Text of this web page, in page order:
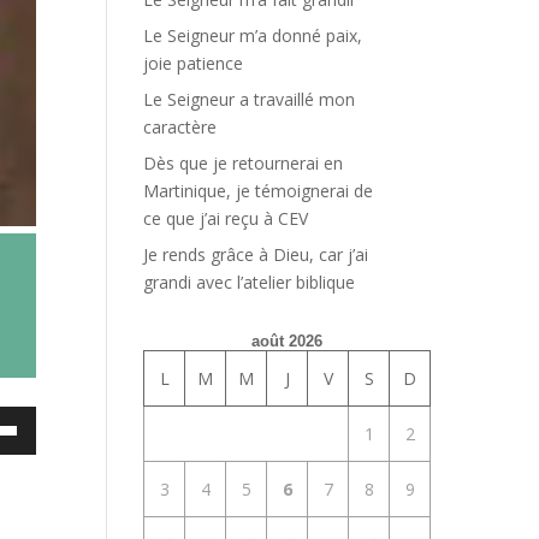
Le Seigneur m’a donné paix,
joie patience
Le Seigneur a travaillé mon
caractère
Dès que je retournerai en
Martinique, je témoignerai de
ce que j’ai reçu à CEV
Je rends grâce à Dieu, car j’ai
grandi avec l’atelier biblique
août 2026
L M M J V S D
1 2
3 4 5 6 7 8 9